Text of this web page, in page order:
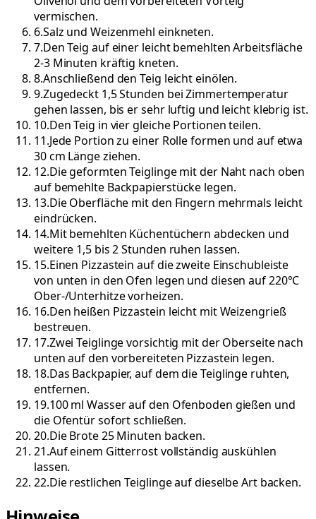
vermischen.
6.Salz und Weizenmehl einkneten.
7.Den Teig auf einer leicht bemehlten Arbeitsfläche
2-3 Minuten kräftig kneten.
8.Anschließend den Teig leicht einölen.
9.Zugedeckt 1,5 Stunden bei Zimmertemperatur
gehen lassen, bis er sehr luftig und leicht klebrig ist.
10.Den Teig in vier gleiche Portionen teilen.
11.Jede Portion zu einer Rolle formen und auf etwa
30 cm Länge ziehen.
12.Die geformten Teiglinge mit der Naht nach oben
auf bemehlte Backpapierstücke legen.
13.Die Oberfläche mit den Fingern mehrmals leicht
eindrücken.
14.Mit bemehlten Küchentüchern abdecken und
weitere 1,5 bis 2 Stunden ruhen lassen.
15.Einen Pizzastein auf die zweite Einschubleiste
von unten in den Ofen legen und diesen auf 220°C
Ober-/Unterhitze vorheizen.
16.Den heißen Pizzastein leicht mit Weizengrieß
bestreuen.
17.Zwei Teiglinge vorsichtig mit der Oberseite nach
unten auf den vorbereiteten Pizzastein legen.
18.Das Backpapier, auf dem die Teiglinge ruhten,
entfernen.
19.100 ml Wasser auf den Ofenboden gießen und
die Ofentür sofort schließen.
20.Die Brote 25 Minuten backen.
21.Auf einem Gitterrost vollständig auskühlen
lassen.
22.Die restlichen Teiglinge auf dieselbe Art backen.